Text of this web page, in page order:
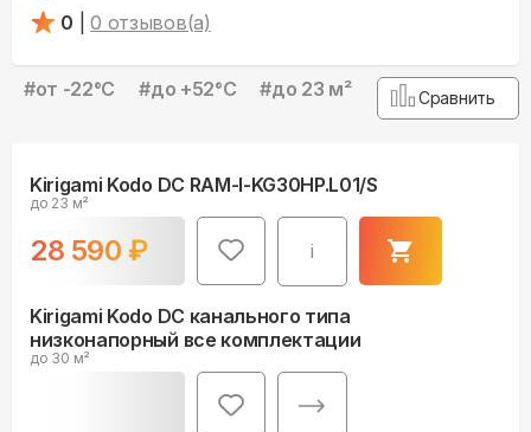
0
0 отзывов(а)
#от -22°С #до +52°С #до 23 м² Сравнить
Kirigami Kodo DC RAM-I-KG30HP.L01/S
до 23 м²
28 590 ₽ i
Kirigami Kodo DC канального типа
низконапорный все комплектации
до 30 м²